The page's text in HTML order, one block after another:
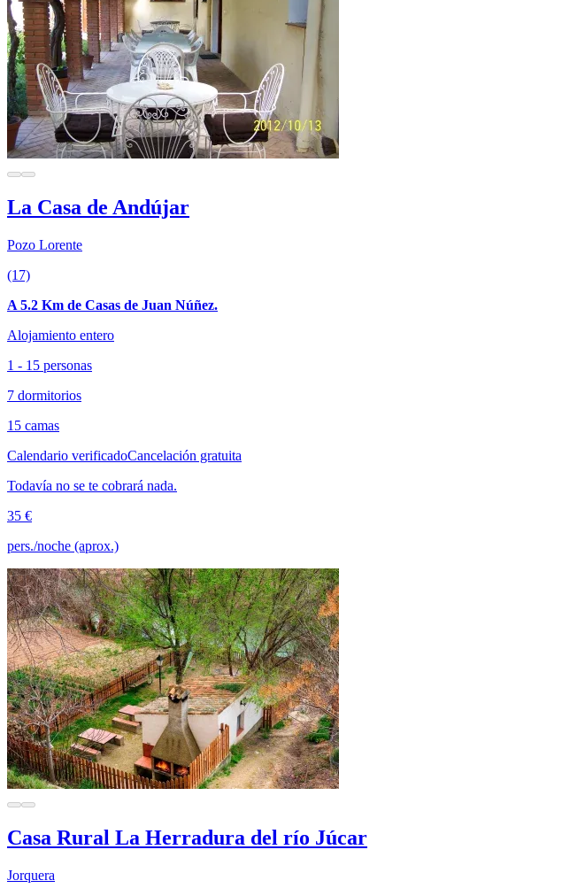
La Casa de Andújar
Pozo Lorente
(17)
A 5.2 Km de Casas de Juan Núñez.
Alojamiento entero
1 - 15 personas
7 dormitorios
15 camas
Calendario verificadoCancelación gratuita
Todavía no se te cobrará nada.
35 €
pers./noche (aprox.)
Casa Rural La Herradura del río Júcar
Jorquera